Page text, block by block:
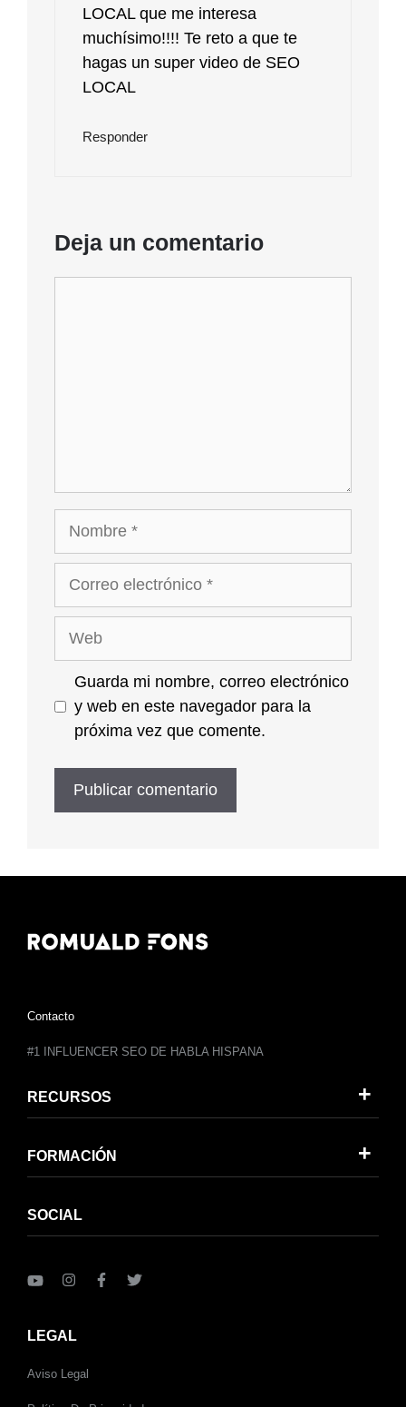
LOCAL que me interesa
muchísimo!!!! Te reto a que te
hagas un super video de SEO
LOCAL
Responder
Deja un comentario
Nombre
Guarda mi nombre, correo electrónico
y web en este navegador para la
próxima vez que comente.
Contacto
#1 INFLUENCER SEO DE HABLA HISPANA
RECURSOS
FORMACIÓN
SOCIAL
LEGAL
Aviso Legal